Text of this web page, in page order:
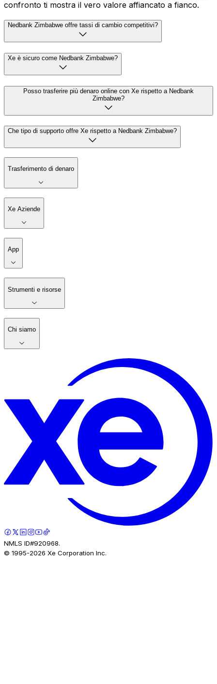
confronto ti mostra il vero valore affiancato a fianco.
Nedbank Zimbabwe offre tassi di cambio competitivi?
Xe è sicuro come Nedbank Zimbabwe?
Posso trasferire più denaro online con Xe rispetto a Nedbank
Zimbabwe?
Che tipo di supporto offre Xe rispetto a Nedbank Zimbabwe?
Trasferimento di denaro
Xe Aziende
App
Strumenti e risorse
Chi siamo
NMLS ID#920968.
© 1995-2026 Xe Corporation Inc.